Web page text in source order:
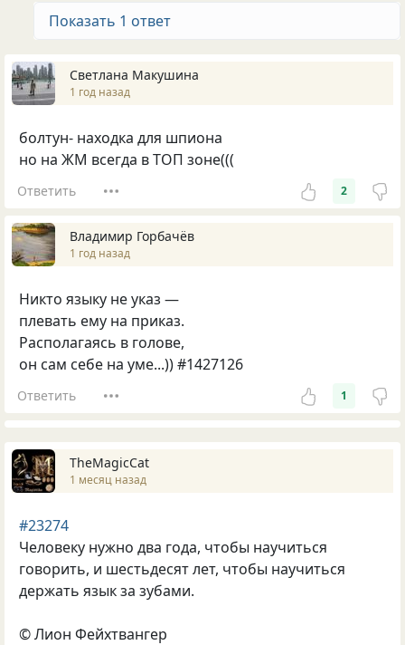
Показать 1 ответ
Светлана Макушина
1 год назад
болтун- находка для шпиона
но на ЖМ всегда в ТОП зоне(((
Ответить 2
Владимир Горбачёв
1 год назад
Никто языку не указ —
плевать ему на приказ.
Располагаясь в голове,
он сам себе на уме...)) #1427126
Ответить 1
TheMagicCat
1 месяц назад
#23274
Человеку нужно два года, чтобы научиться
говорить, и шестьдесят лет, чтобы научиться
держать язык за зубами.
© Лион Фейхтвангер